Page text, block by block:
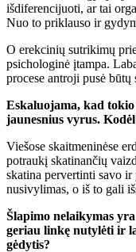
išdiferencijuoti, ar tai
Nuo to priklauso ir
O erekcinių sutrikimų
psichologinė įtampa.
procese antroji pusė būtų
Eskaluojama, kad
jaunesnius vyrus.
Viešose skaitmeninėse
potraukį skatinančių
skatina pervertinti savo ir
nusivylimas, o iš to gali
Šlapimo nelaikymas
geriau linkę nutylėti ir
gėdytis?